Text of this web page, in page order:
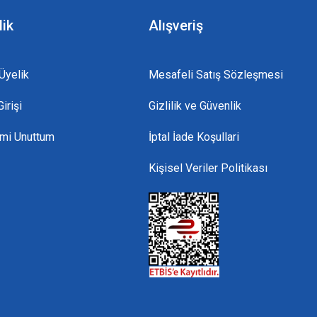
Unuttum
Alışveriş
Mesafeli Satış Sözleşmesi
Gizlilik ve Güvenlik
İptal İade Koşullari
Kişisel Veriler Politikası